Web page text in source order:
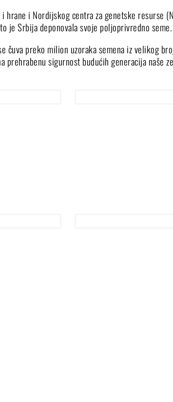
i Nordijskog centra za genetske resurse
je Srbija deponovala svoje poljoprivredno seme.
preko milion uzoraka semena iz velikog
sigurnost budućih generacija naše